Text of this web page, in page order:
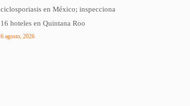
ciclosporiasis en México; inspecciona
16 hoteles en Quintana Roo
6 agosto, 2026